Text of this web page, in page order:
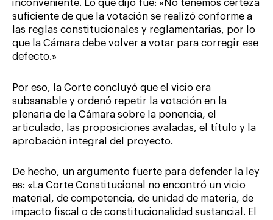
inconveniente. Lo que dijo fue: «No tenemos certeza
suficiente de que la votación se realizó conforme a
las reglas constitucionales y reglamentarias, por lo
que la Cámara debe volver a votar para corregir ese
defecto.»
Por eso, la Corte concluyó que el vicio era
subsanable y ordenó repetir la votación en la
plenaria de la Cámara sobre la ponencia, el
articulado, las proposiciones avaladas, el título y la
aprobación integral del proyecto.
De hecho, un argumento fuerte para defender la ley
es: «La Corte Constitucional no encontró un vicio
material, de competencia, de unidad de materia, de
impacto fiscal o de constitucionalidad sustancial. El